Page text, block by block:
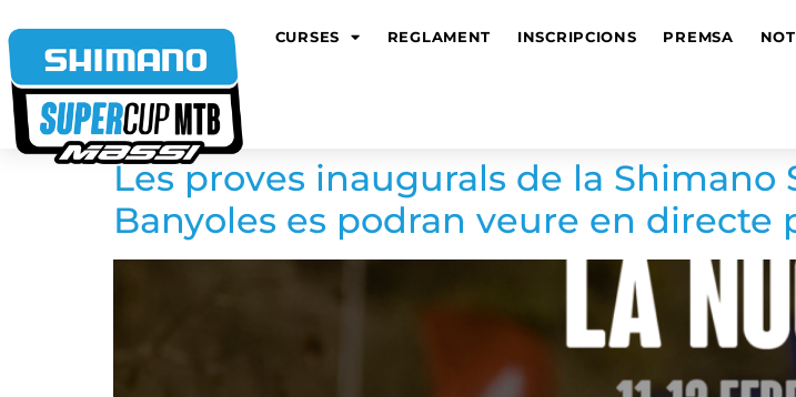
CURSES REGLAMENT INSCRIPCIONS PREMSA
Les proves inaugurals de la Shimano
Banyoles es podran veure en directe